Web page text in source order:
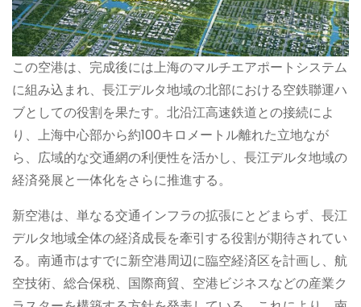
この空港は、完成後には上海のマルチエアポートシステム
に組み込まれ、長江デルタ地域の北部における空鉄聯運ハ
ブとしての役割を果たす。北沿江高速鉄道との接続によ
り、上海中心部から約100キロメートル離れた立地なが
ら、広域的な交通網の利便性を活かし、長江デルタ地域の
経済発展と一体化をさらに推進する。
新空港は、単なる交通インフラの拡張にとどまらず、長江
デルタ地域全体の経済成長を牽引する役割が期待されてい
る。南通市はすでに新空港周辺に臨空経済区を計画し、航
空技術、総合保税、国際商貿、空港ビジネスなどの産業ク